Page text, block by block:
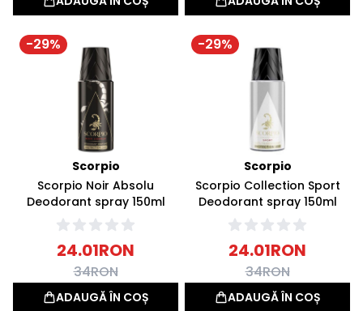
-29%
Scorpio
Scorpio Noir Absolu
Deodorant spray 150ml
24.01RON
34RON
ADAUGĂ ÎN COȘ
-29%
Scorpio
Scorpio Collection Sport
Deodorant spray 150ml
24.01RON
34RON
ADAUGĂ ÎN COȘ